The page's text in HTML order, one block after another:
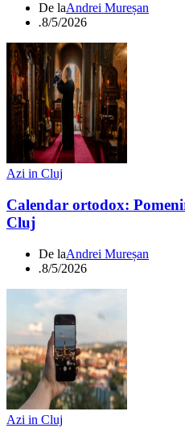
De laAndrei Mureșan
.8/5/2026
Azi in Cluj
Calendar ortodox:
Cluj
De laAndrei Mureșan
.8/5/2026
Azi in Cluj